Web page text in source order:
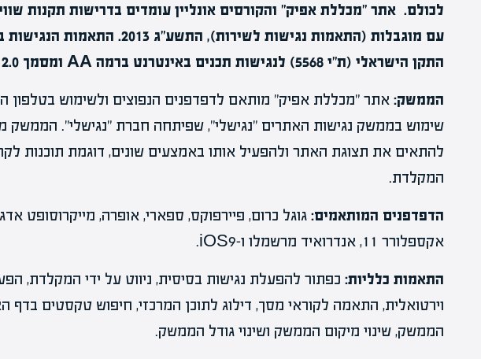
לכולם. אתר "מכללת אפיק" והקורסים אונליין עומדים בדרישות תקנות
עם מוגבלות (התאמות נגישות לשירות),
התקן הישראלי (ת"י 5568) לנגישות תכנים באינטרנט ברמה AA ומסמך 2.0 WCAG.
הממשק: אתר "מכללת אפיק" מותאם לדפדפנים הנפוצים ולשימוש בטלפון
שימוש בממשק נגישות האתרים "נגישלי", שפיתחה חברת "נגישלי". הממשק
להתאים את תצוגת האתר ולהפעיל אותו באמצעים שונים, דוגמת תוכנות
המקלדת.
הדפדפנים המותאמים: גוגל כרום, פיירפוקס, ספארי, אופרה, מייקרוסופט
אקספלורר 11, אנדרואיד מרשמלו ו-iOS9.
התאמות כלליות: כפתור להפעלת נגישות בסיסית, ניווט על ידי המקלדת,
וירטואלית, התאמה לקוראי מסך, דילוג לתוכן המרכזי, חיפוש טקסטים בדף
הממשק, שינוי מיקום הממשק ושינוי גודל הממשק.